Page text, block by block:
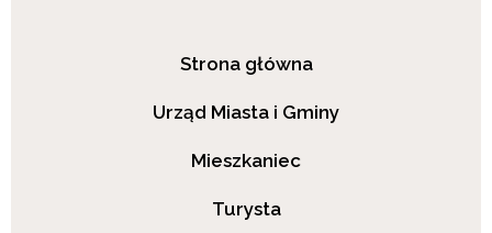
Strona główna
Urząd Miasta i Gminy
Mieszkaniec
Turysta